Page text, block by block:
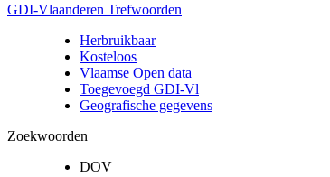
GDI-Vlaanderen Trefwoorden
Herbruikbaar
Kosteloos
Vlaamse Open data
Toegevoegd GDI-Vl
Geografische gegevens
Zoekwoorden
DOV